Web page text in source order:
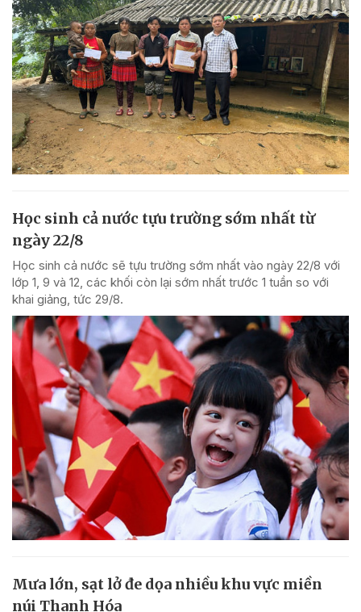
Học sinh cả nước tựu trường sớm nhất từ
ngày 22/8
Học sinh cả nước sẽ tựu trường sớm nhất vào ngày 22/8 với
lớp 1, 9 và 12, các khối còn lại sớm nhất trước 1 tuần so với
khai giảng, tức 29/8.
Mưa lớn, sạt lở đe dọa nhiều khu vực miền
núi Thanh Hóa